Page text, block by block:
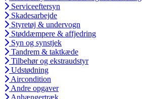
Serviceeftersyn
Skadesarbejde
Styretøj & undervogn
Støddæmpere & affjedring
Syn og synstjek
Tandrem & taktkæde
Tilbehør og ekstraudstyr
Udstødning
Aircondition
Andre opgaver
Anhængertræk